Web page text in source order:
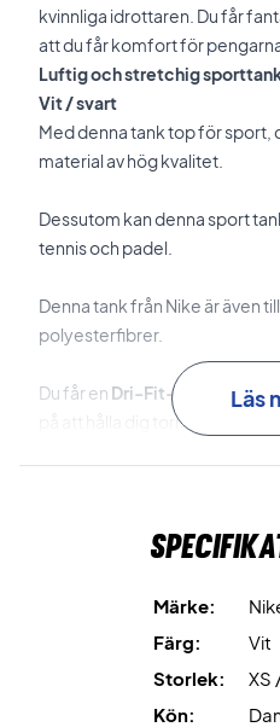
kvinnliga idrottaren. Du får
att du får komfort för
Luftig och stretchig
Vit / svart
Med denna tank top för
material av hög kvalitet.
Dessutom kan denna sport
tennis och padel.
Denna tank från Nike är även
polyesterfibrer.
Du får en Dri-Fit-teknik
vilket
på att hålla dig torr under
Läs
Märke:
Färg:
Vit
Storlek:
XS
Kön: